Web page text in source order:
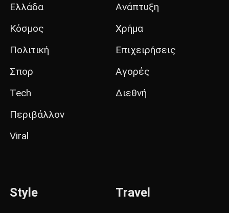
Ελλάδα
Κόσμος
Πολιτική
Σπορ
Tech
Περιβάλλον
Viral
Ανάπτυξη
Χρήμα
Επιχειρήσεις
Αγορές
Διεθνή
Style Travel